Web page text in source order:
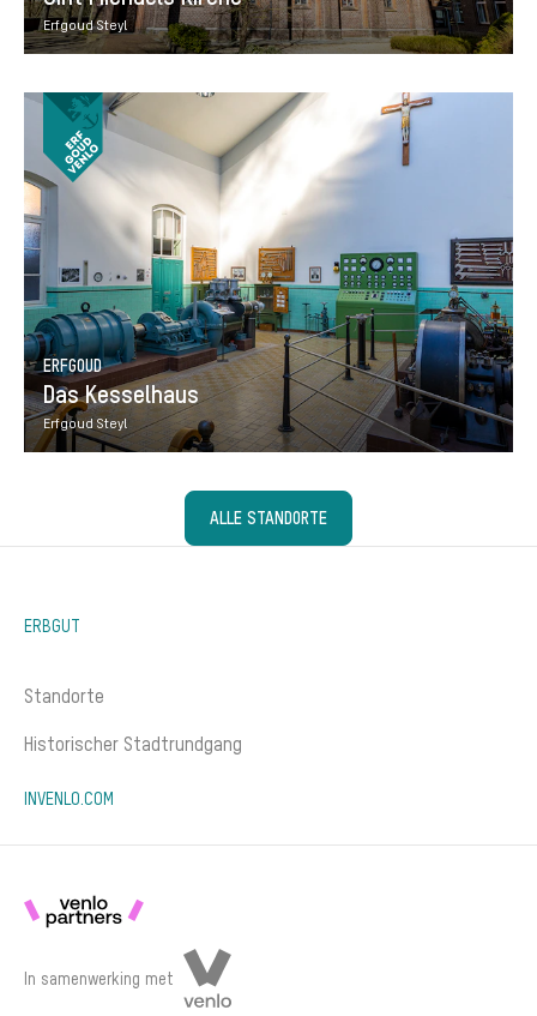
Erfgoud Steyl
ERFGOUD
Das Kesselhaus
Erfgoud Steyl
ALLE STANDORTE
ERBGUT
Standorte
Historischer Stadtrundgang
INVENLO.COM
In samenwerking met